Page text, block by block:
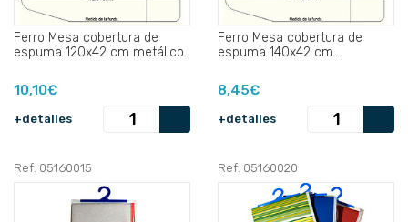
Ferro Mesa cobertura de
espuma 120x42 cm metálico..
10,10€
+detalles
Ferro Mesa cobertura de
espuma 140x42 cm..
8,45€
+detalles
Ref: 05160015 Ref: 05160020